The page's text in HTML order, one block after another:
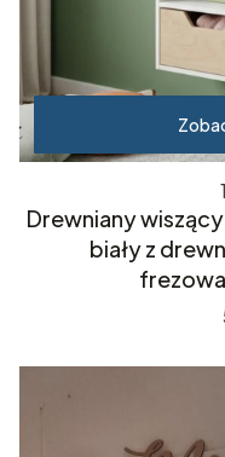
Drewniany
biały z